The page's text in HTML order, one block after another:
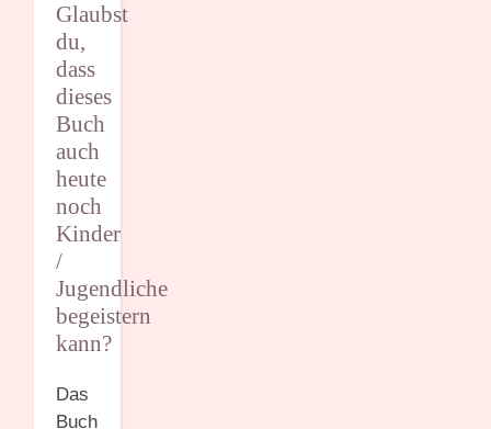
Glaubst
du,
dass
dieses
Buch
auch
heute
noch
Kinder
/
Jugendliche
begeistern
kann?
Das
Buch